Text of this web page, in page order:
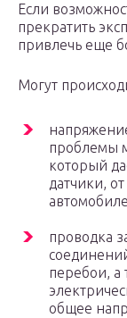
Если
прекратить
привлечь еще
Могут
проблемы
который
датчики,
проводка
перебои, а
общее